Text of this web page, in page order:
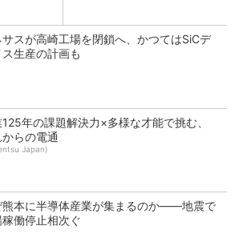
サスが高崎工場を閉鎖へ、かつてはSiCデ
生産の計画も
年の課題解決力×多様な才能で挑む、
からの電通
Japan)
熊本に半導体産業が集まるのか――地震で
稼働停止相次ぐ